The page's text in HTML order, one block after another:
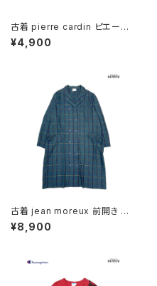
古着 pierre cardin ピエール・
カルダン リボン 総柄 カットソー
長袖 ブラウス サーモンピンク (t
¥4,900
古着 jean moreux 前開き チェ
ック柄 長袖 アウター テーラード
ライトコート 緑 (ttu2509093)
¥8,900